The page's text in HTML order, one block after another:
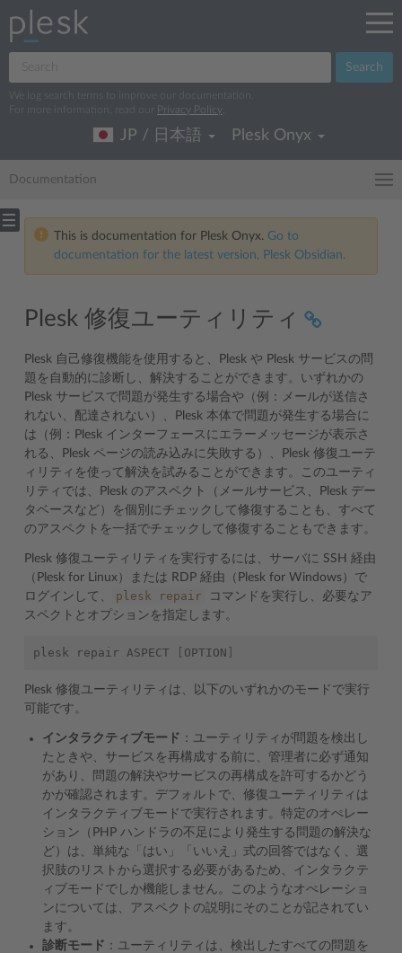
Search
We log search terms to improve our documentation.
For more information, read our
Privacy Policy
JP / 日本語 Plesk Onyx
Documentation
This is documentation for Plesk Onyx. Go to
documentation for the latest version, Plesk Obsidian.
Plesk 修復ユーティリティ
Plesk 自己修復機能を使用すると、Plesk や Plesk サービスの問
題を自動的に診断し、解決することができます。いずれかの
Plesk サービスで問題が発生する場合や（例：メールが送信さ
れない、配達されない）、Plesk 本体で問題が発生する場合に
は（例：Plesk インターフェースにエラーメッセージが表示さ
れる、Plesk ページの読み込みに失敗する）、Plesk 修復ユーテ
ィリティを使って解決を試みることができます。このユーティ
リティでは、Plesk のアスペクト（メールサービス、Plesk デー
タベースなど）を個別にチェックして修復することも、すべて
のアスペクトを一括でチェックして修復することもできます。
Plesk 修復ユーティリティを実行するには、サーバに SSH 経由
（Plesk for Linux）または RDP 経由（Plesk for Windows）で
ログインして、
plesk repair
コマンドを実行し、必要なア
スペクトとオプションを指定します。
plesk repair ASPECT OPTION
Plesk 修復ユーティリティは、以下のいずれかのモードで実行
可能です。
インタラクティブモード ：ユーティリティが問題を検出し
たときや、サービスを再構成する前に、管理者に必ず通知
があり、問題の解決やサービスの再構成を許可するかどう
かが確認されます。デフォルトで、修復ユーティリティは
インタラクティブモードで実行されます。特定のオぺレー
ション（PHP ハンドラの不足により発生する問題の解決な
ど）は、単純な「はい」「いいえ」式の回答ではなく、選
択肢のリストから選択する必要があるため、インタラクテ
ィブモードでしか機能しません。このようなオぺレーショ
ンについては、アスペクトの説明にそのことが記されてい
ます。
診断モード ：ユーティリティは、検出したすべての問題を